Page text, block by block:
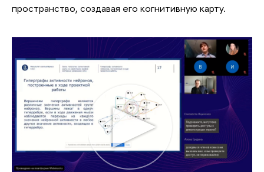
пространство, создавая его когнитивную карту.